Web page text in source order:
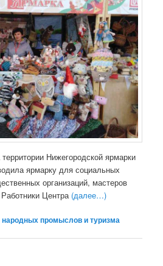
Нижегородской ярмарки
ярмарку для социальных
организаций, мастеров
Центра (далее…)
народных промыслов и туризма